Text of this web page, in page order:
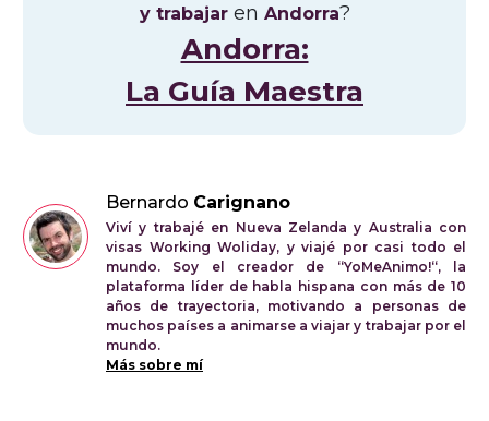
y trabajaren Andorra?
Andorra:
La Guía Maestra
Bernardo Carignano
Viví y trabajé en Nueva Zelanda y Australia con
visas Working Woliday, y viajé por casi todo el
mundo. Soy el creador de “YoMeAnimo!“, la
plataforma líder de habla hispana con más de 10
años de trayectoria, motivando a personas de
muchos países a animarse a viajar y trabajar por el
mundo.
Más sobre mí